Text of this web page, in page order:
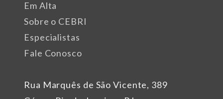
Rua Marquês de São Vicente, 389
Em Alta
Sobre o CEBRI
Especialistas
Fale Conosco